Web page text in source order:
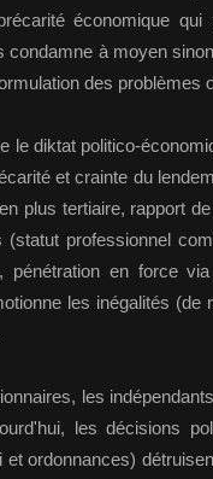
économique
condamne à moyen
des problèmes
le diktat politico-
et crainte du
plus tertiaire, rapport
(statut professionnel
pénétration en force
les inégalités
les
les décisions
ordonnances)